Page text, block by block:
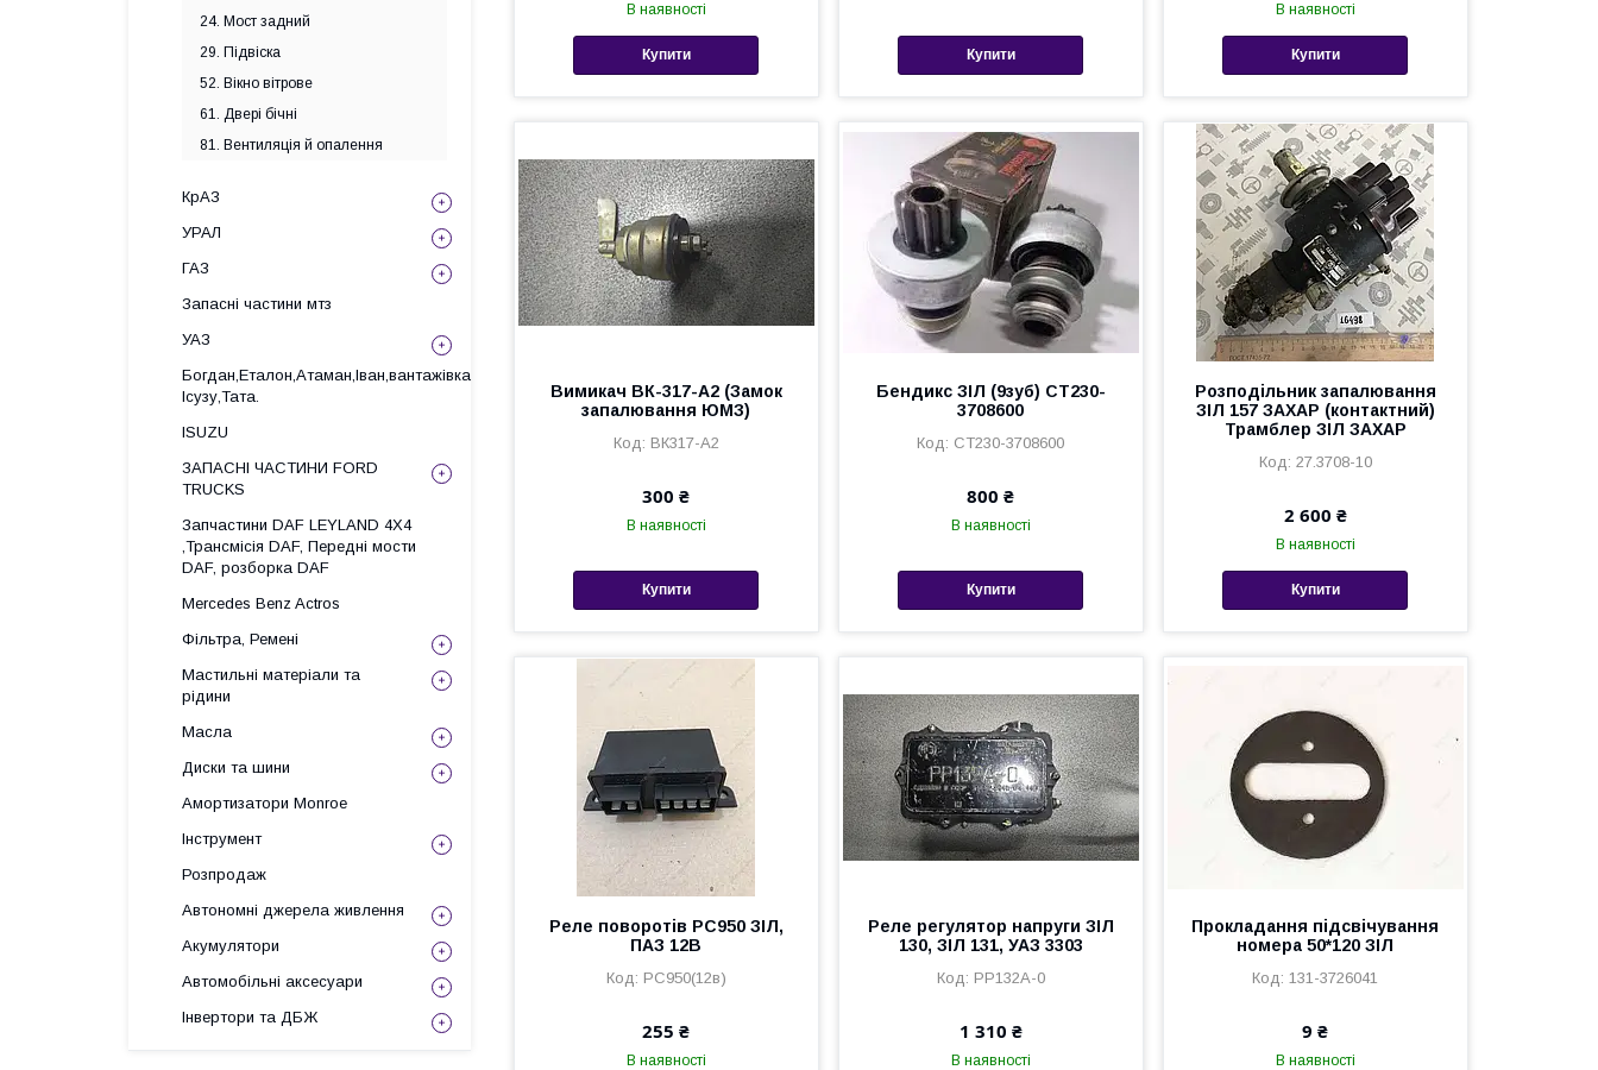
В наявності
Купити Купити
В наявності
Купити
Вимикач ВК-317-А2 (Замок
запалювання ЮМЗ)
ВК317-А2
300 ₴
В наявності
Купити
Бендикс ЗІЛ (9зуб) СТ230-
3708600
СТ230-3708600
800 ₴
В наявності
Купити
Розподільник запалювання
ЗІЛ 157 ЗАХАР (контактний)
Трамблер ЗІЛ ЗАХАР
27.3708-10
2 600 ₴
В наявності
Купити
Реле поворотів РС950 ЗІЛ,
ПАЗ 12В
РС950(12в)
255 ₴
В наявності
Реле регулятор напруги ЗІЛ
130, ЗІЛ 131, УАЗ 3303
РР132А-0
1 310 ₴
В наявності
Прокладання підсвічування
номера 50*120 ЗІЛ
131-3726041
9 ₴
В наявності
24. Мост задний
29. Підвіска
52. Вікно вітрове
61. Двері бічні
81. Вентиляція й опалення
КрАЗ
УРАЛ
ГАЗ
Запасні частини мтз
УАЗ
Богдан,Еталон,Атаман,Іван,вантажівка
Ісузу,Тата.
ISUZU
ЗАПАСНІ ЧАСТИНИ FORD
TRUCKS
Запчастини DAF LEYLAND 4X4
,Трансмісія DAF, Передні мости
DAF, розборка DAF
Mercedes Benz Actros
Фільтра, Ремені
Мастильні матеріали та
рідини
Масла
Диски та шини
Амортизатори Monroe
Інструмент
Розпродаж
Автономні джерела живлення
Акумулятори
Автомобільні аксесуари
Інвертори та ДБЖ